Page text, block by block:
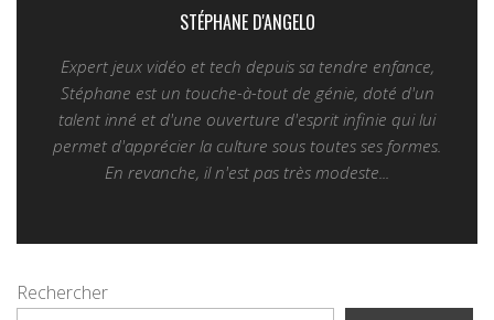
STÉPHANE D'ANGELO
Expert jeux vidéo et tech depuis sa tendre enfance,
Stéphane est un touche-à-tout de génie, doté d'un
talent inné et d'une ouverture d'esprit infinie qui lui
permet d'apprécier la culture sous toutes ses formes.
En revanche, il n'est pas très modeste...
Rechercher